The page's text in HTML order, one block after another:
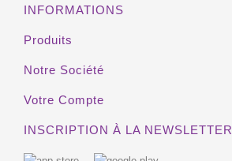
HORS STOCK
INFORMATIONS
Produits
Notre Société
Votre Compte
INSCRIPTION À LA NEWSLETTER